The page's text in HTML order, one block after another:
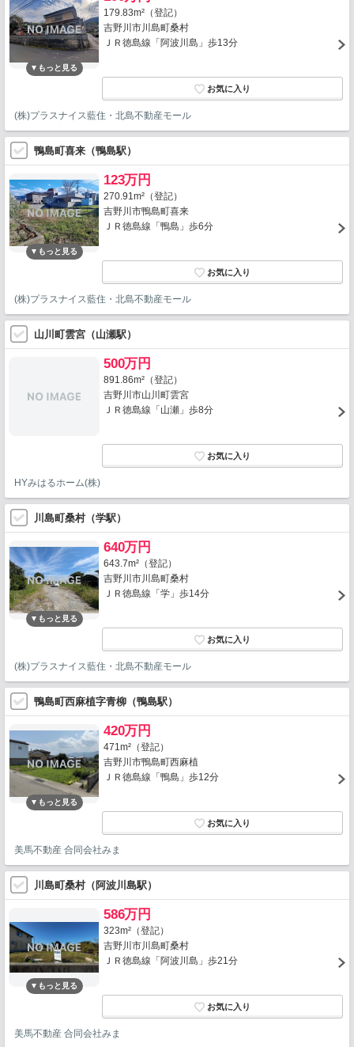
179.83m²（登記）
吉野川市川島町桑村
ＪＲ徳島線「阿波川島」歩13分
(株)プラスナイス藍住・北島不動産モール
鴨島町喜来（鴨島駅）
123万円
270.91m²（登記）
吉野川市鴨島町喜来
ＪＲ徳島線「鴨島」歩6分
(株)プラスナイス藍住・北島不動産モール
山川町雲宮（山瀬駅）
500万円
891.86m²（登記）
吉野川市山川町雲宮
ＪＲ徳島線「山瀬」歩8分
HYみはるホーム(株)
川島町桑村（学駅）
640万円
643.7m²（登記）
吉野川市川島町桑村
ＪＲ徳島線「学」歩14分
(株)プラスナイス藍住・北島不動産モール
鴨島町西麻植字青柳（鴨島駅）
420万円
471m²（登記）
吉野川市鴨島町西麻植
ＪＲ徳島線「鴨島」歩12分
美馬不動産 合同会社みま
川島町桑村（阿波川島駅）
586万円
323m²（登記）
吉野川市川島町桑村
ＪＲ徳島線「阿波川島」歩21分
美馬不動産 合同会社みま